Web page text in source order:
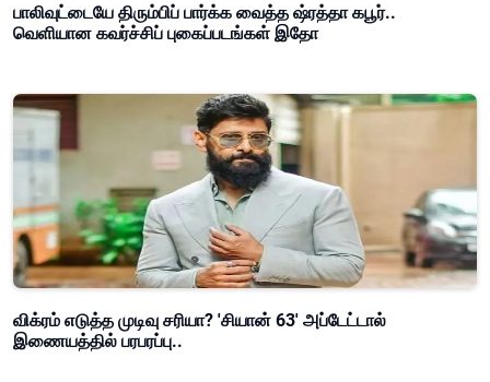
பாலிவுட்டையே திரும்பிப் பார்க்க வைத்த ஷ்ரத்தா கபூர்..
வெளியான கவர்ச்சிப் புகைப்படங்கள் இதோ
விக்ரம் எடுத்த முடிவு சரியா? 'சியான் 63' அப்டேட்டால்
இணையத்தில் பரபரப்பு..